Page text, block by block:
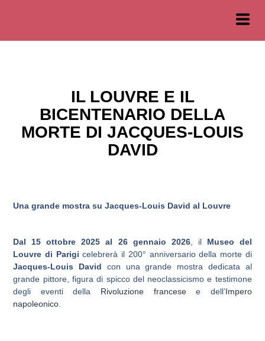
IL LOUVRE E IL
BICENTENARIO DELLA
MORTE DI JACQUES-LOUIS
DAVID
Una grande mostra su Jacques-Louis David al Louvre
Dal 15 ottobre 2025 al 26 gennaio 2026, il Museo del
Louvre di Parigi celebrerà il 200° anniversario della morte di
Jacques-Louis David con una grande mostra dedicata al
grande pittore, figura di spicco del neoclassicismo e testimone
degli eventi della Rivoluzione francesee dell’Impero
napoleonico